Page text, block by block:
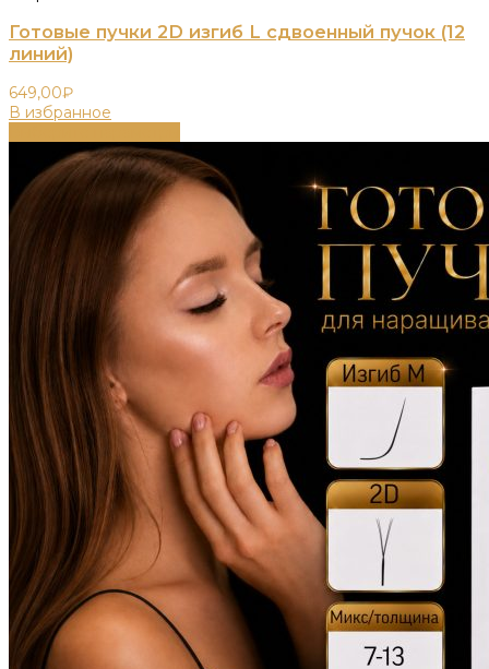
Готовые пучки 2D изгиб L сдвоенный пучок (12
линий)
649,00₽
В избранное